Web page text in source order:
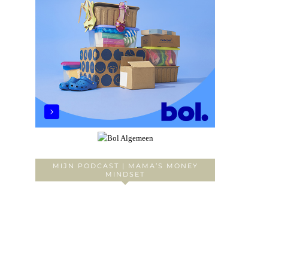
MIJN PODCAST | MAMA’S MONEY
MINDSET